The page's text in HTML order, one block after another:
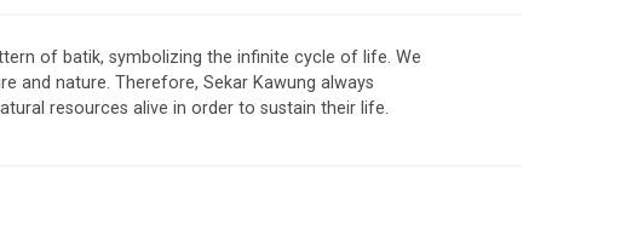
of batik, symbolizing the infinite cycle of life. We
and nature. Therefore, Sekar Kawung always
resources alive in order to sustain their life.